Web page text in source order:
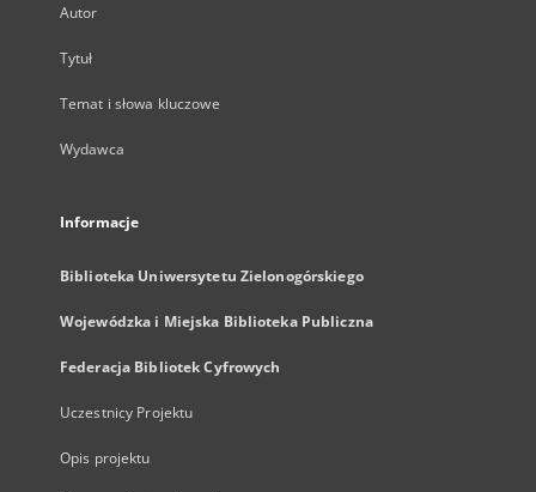
Autor
Tytuł
Temat i słowa kluczowe
Wydawca
Informacje
Biblioteka Uniwersytetu Zielonogórskiego
Wojewódzka i Miejska Biblioteka Publiczna
Federacja Bibliotek Cyfrowych
Uczestnicy Projektu
Opis projektu